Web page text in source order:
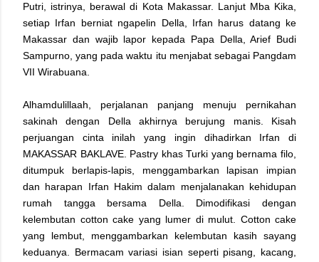
Putri, istrinya, berawal di Kota Makassar. Lanjut Mba Kika,
setiap Irfan berniat ngapelin Della, Irfan harus datang ke
Makassar dan wajib lapor kepada Papa Della, Arief Budi
Sampurno, yang pada waktu itu menjabat sebagai Pangdam
VII Wirabuana.
Alhamdulillaah, perjalanan panjang menuju pernikahan
sakinah dengan Della akhirnya berujung manis. Kisah
perjuangan cinta inilah yang ingin dihadirkan Irfan di
MAKASSAR BAKLAVE. Pastry khas Turki yang bernama filo,
ditumpuk berlapis-lapis, menggambarkan lapisan impian
dan harapan Irfan Hakim dalam menjalanakan kehidupan
rumah tangga bersama Della. Dimodifikasi dengan
kelembutan cotton cake yang lumer di mulut. Cotton cake
yang lembut, menggambarkan kelembutan kasih sayang
keduanya. Bermacam variasi isian seperti pisang, kacang,